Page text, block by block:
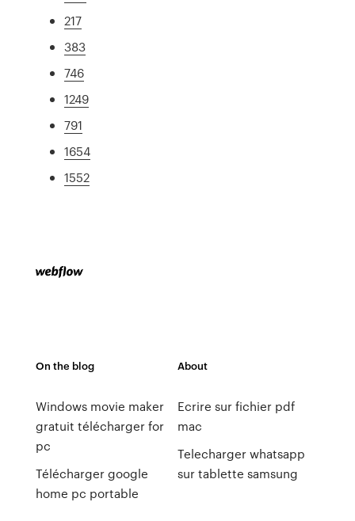
217
383
746
1249
791
1654
1552
On the blog
Windows movie maker
gratuit télécharger for
pc
Télécharger google
home pc portable
About
Ecrire sur fichier pdf
mac
Telecharger whatsapp
sur tablette samsung